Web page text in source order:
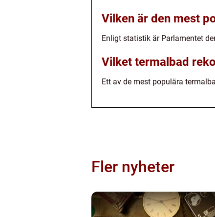
Vilken är den mest
Enligt statistik är Parlamentet
Vilket termalbad
Ett av de mest populära
Fler nyheter